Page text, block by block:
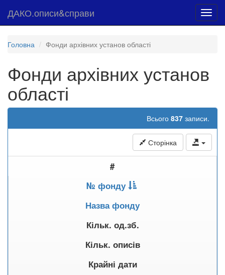
ДАКО.описи&справи
Головна Фонди архівних установ області
Фонди архівних установ
області
Всього 837 записи.
Сторінка
#
№ фонду
Назва фонду
Кільк. од.зб.
Кільк. описів
Крайні дати